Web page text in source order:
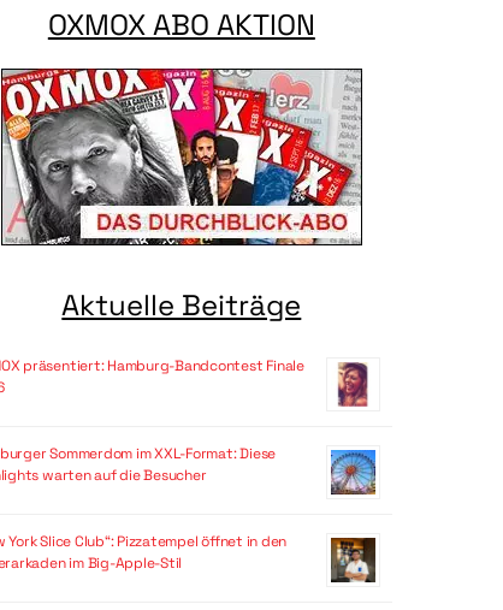
OXMOX ABO AKTION
Aktuelle Beiträge
präsentiert: Hamburg-Bandcontest Finale
Sommerdom im XXL-Format: Diese
warten auf die Besucher
York Slice Club“: Pizzatempel öffnet in den
im Big-Apple-Stil